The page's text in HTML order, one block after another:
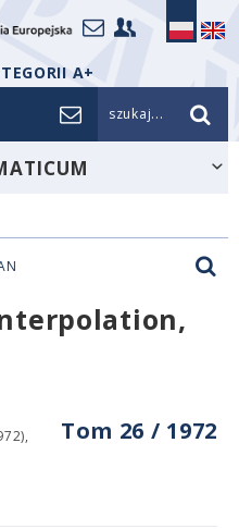
A+
szukaj...
Tom 26 / 1972